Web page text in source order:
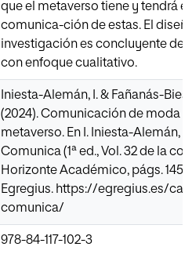
que el metaverso tiene y tendrá
comunica-ción de estas. El
investigación es concluyente
con enfoque cualitativo.
Iniesta-Alemán, I. & Fañanás-
(2024). Comunicación de moda
metaverso. En I. Iniesta-Alemán,
Comunica (1ª ed., Vol. 32 de la
Horizonte Académico, págs. 145-
Egregius. https://egregius.es/
comunica/
978-84-117-102-3